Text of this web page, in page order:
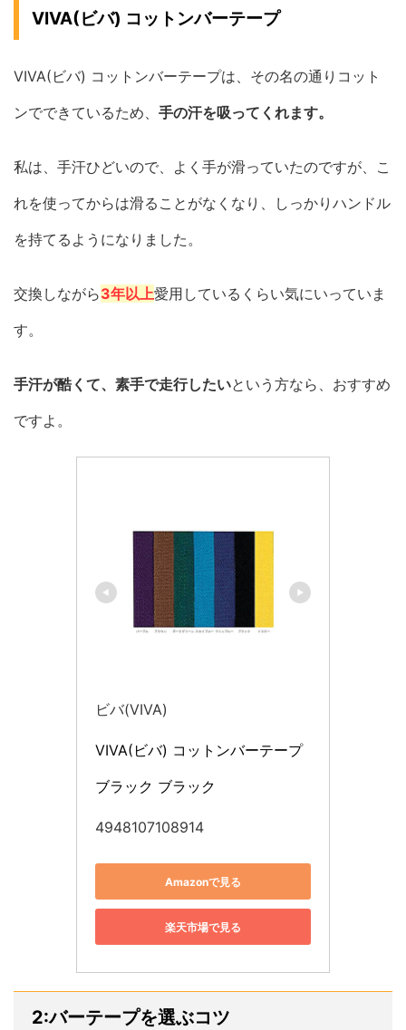
VIVA(ビバ) コットンバーテープ
VIVA(ビバ) コットンバーテープは、その名の通りコット
ンでできているため、 手の汗を吸ってくれます。
私は、手汗ひどいので、よく手が滑っていたのですが、こ
れを使ってからは滑ることがなくなり、しっかりハンドル
を持てるようになりました。
交換しながら3年以上愛用しているくらい気にいっていま
す。
手汗が酷くて、素手で走行したいという方なら、おすすめ
ですよ。
ビバ(VIVA)
VIVA(ビバ) コットンバーテープ
ブラック ブラック
4948107108914
Amazonで見る
楽天市場で見る
2:バーテープを選ぶコツ